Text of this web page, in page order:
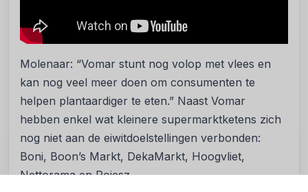
Molenaar: “Vomar stunt nog volop met vlees en
kan nog veel meer doen om consumenten te
helpen plantaardiger te eten.” Naast Vomar
hebben enkel wat kleinere supermarktketens zich
nog niet aan de eiwitdoelstellingen verbonden:
Boni, Boon’s Markt, DekaMarkt, Hoogvliet,
Nettorama en Poiesz.